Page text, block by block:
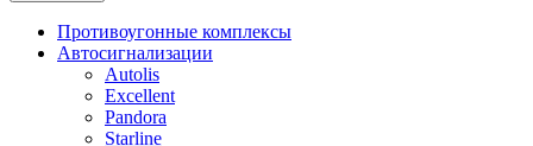
Противоугонные комплексы
Автосигнализации
Autolis
Excellent
Pandora
Starline